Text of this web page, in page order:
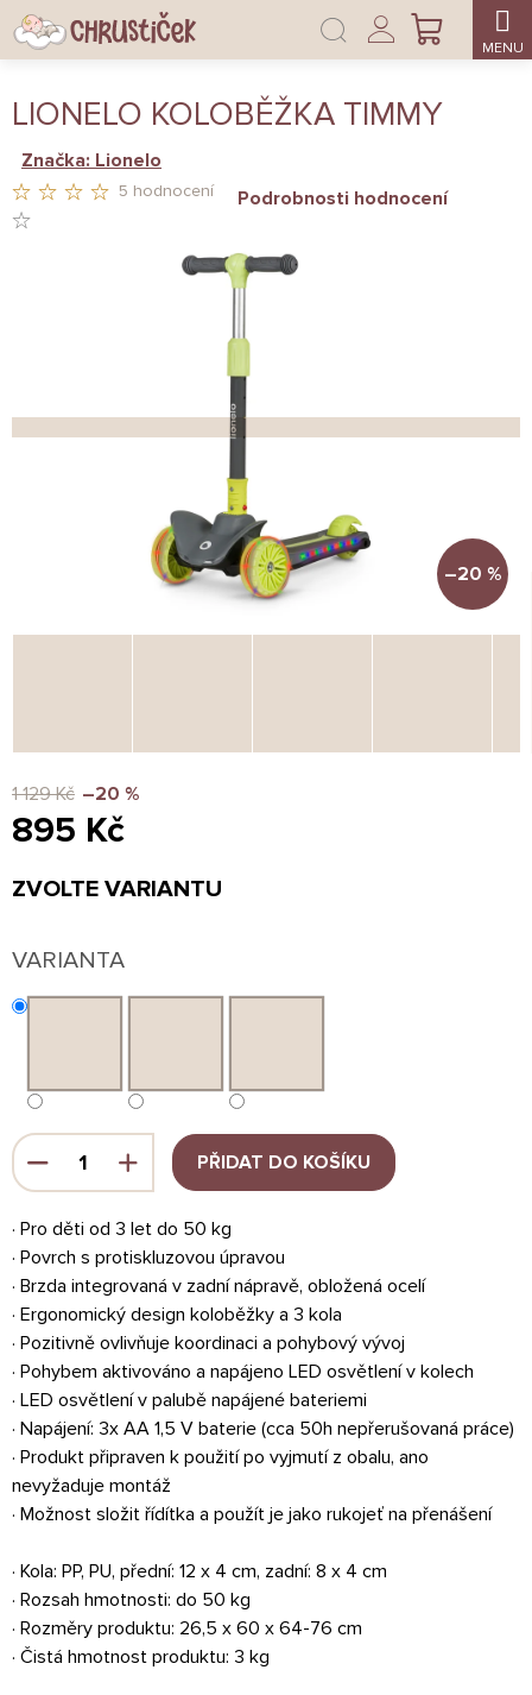
Přejít
na
obsah
NÁKUPNÍ
Přihlášení
LIONELO KOLOBĚŽKA TIMMY
HVĚZDIČEK.
5 hodnocení Podrobnosti hodnocení
Značka: Lionelo
–20 %
1 129 Kč –20 %
895 Kč
cena:
ZVOLTE VARIANTU
VARIANTA
PŘIDAT DO KOŠÍKU
· Pro děti od 3 let do 50 kg
· Povrch s protiskluzovou úpravou
· Brzda integrovaná v zadní nápravě, obložená ocelí
· Ergonomický design koloběžky a 3 kola
· Pozitivně ovlivňuje koordinaci a pohybový vývoj
· Pohybem aktivováno a napájeno LED osvětlení v kolech
· LED osvětlení v palubě napájené bateriemi
· Napájení: 3x AA 1,5 V baterie (cca 50h nepřerušovaná práce)
· Produkt připraven k použití po vyjmutí z obalu, ano
nevyžaduje montáž
· Možnost složit řídítka a použít je jako rukojeť na přenášení
· Kola: PP, PU, přední: 12 x 4 cm, zadní: 8 x 4 cm
· Rozsah hmotnosti: do 50 kg
· Rozměry produktu: 26,5 x 60 x 64-76 cm
· Čistá hmotnost produktu: 3 kg